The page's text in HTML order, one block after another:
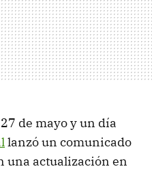
de mayo y un día
lanzó un comunicado
una actualización en